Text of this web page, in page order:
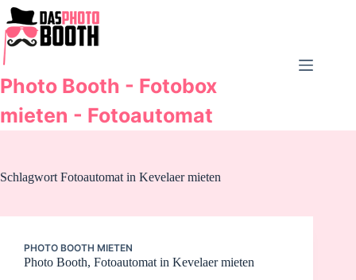
Zum
Inhalt
springen
Photo Booth - Fotobox
mieten - Fotoautomat
Schlagwort Fotoautomat in Kevelaer mieten
PHOTO BOOTH MIETEN
Photo Booth, Fotoautomat in Kevelaer mieten